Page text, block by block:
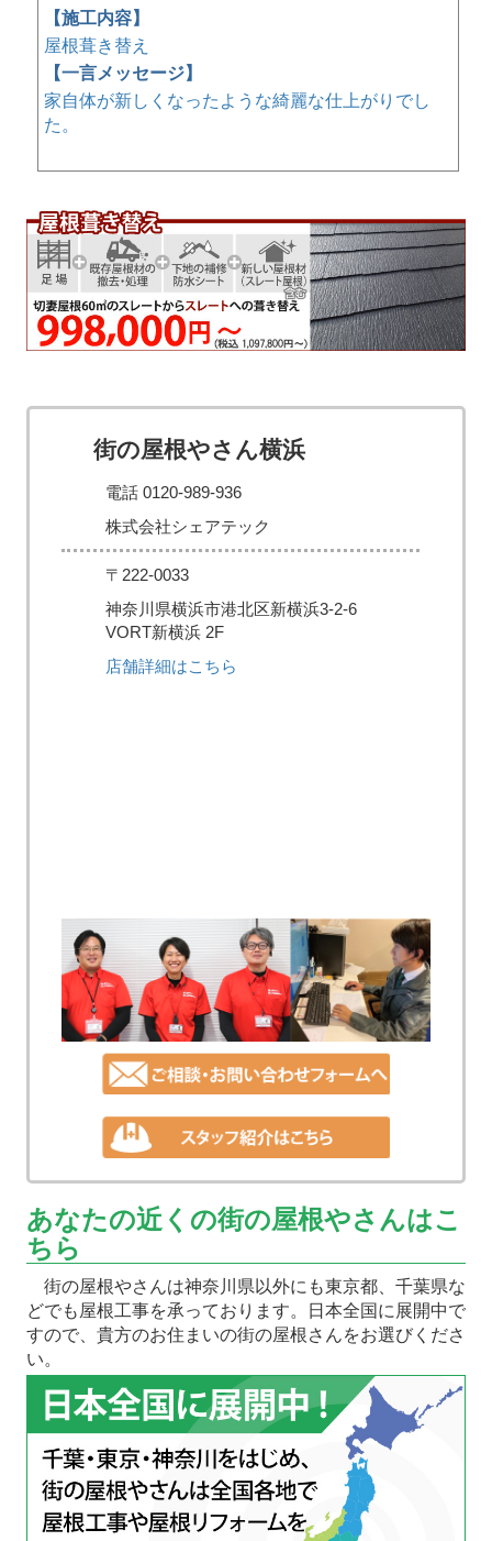
【施工内容】
屋根葺き替え
【一言メッセージ】
家自体が新しくなったような綺麗な仕上がりでし
た。
街の屋根やさん横浜
電話 0120-989-936
株式会社シェアテック
〒222-0033
神奈川県横浜市港北区新横浜3-2-6
VORT新横浜 2F
店舗詳細はこちら
あなたの近くの街の屋根やさんはこ
ちら
街の屋根やさんは神奈川県以外にも東京都、千葉県な
どでも屋根工事を承っております。日本全国に展開中で
すので、貴方のお住まいの街の屋根さんをお選びくださ
い。